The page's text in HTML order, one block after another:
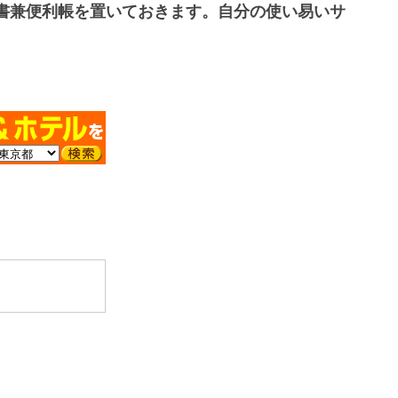
兼便利帳を置いておきます。自分の使い易いサ